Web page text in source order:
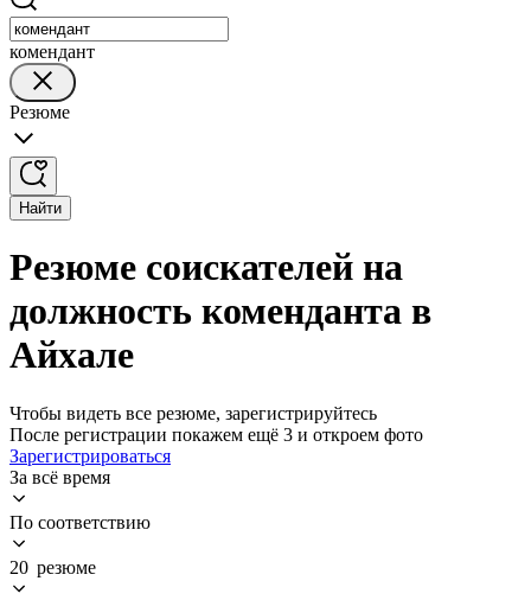
комендант
Резюме
Найти
Резюме соискателей на
должность коменданта в
Айхале
Чтобы видеть все резюме, зарегистрируйтесь
После регистрации покажем ещё 3 и откроем фото
Зарегистрироваться
За всё время
По соответствию
20 резюме